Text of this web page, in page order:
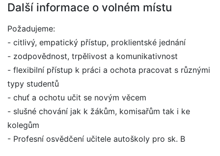
Další informace o volném místu
Požadujeme:
- citlivý, empatický přístup, proklientské jednání
- zodpovědnost, trpělivost a komunikativnost
- flexibilní přístup k práci a ochota pracovat s různými
typy studentů
- chuť a ochotu učit se novým věcem
- slušné chování jak k žákům, komisařům tak i ke
kolegům
- Profesní osvědčení učitele autoškoly pro sk. B